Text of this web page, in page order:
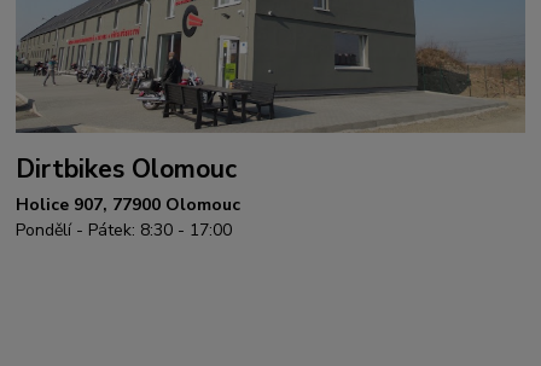
Dirtbikes Olomouc
Holice 907, 77900 Olomouc
Pondělí - Pátek: 8:30 - 17:00